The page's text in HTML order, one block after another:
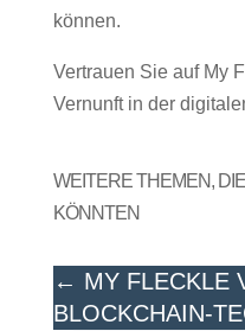
können.
Vertrauen Sie auf My
Vernunft in der
WEITERE THEMEN,
KÖNNTEN
← MY FLECKLE
BLOCKCHAIN-